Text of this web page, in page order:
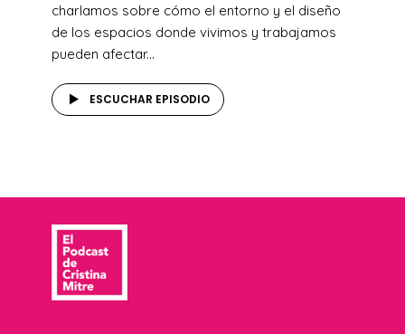
charlamos sobre cómo el entorno y el diseño
de los espacios donde vivimos y trabajamos
pueden afectar...
ESCUCHAR EPISODIO